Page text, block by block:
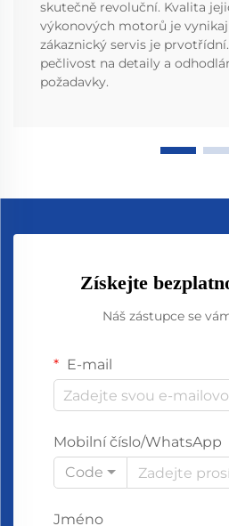
skutečně revoluční. Kvalita
výkonových motorů je
zákaznický servis je
pečlivost na detaily a
požadavky.
Získejte
Náš zástupce se
E-mail
Mobilní číslo/WhatsApp
Code
Jméno